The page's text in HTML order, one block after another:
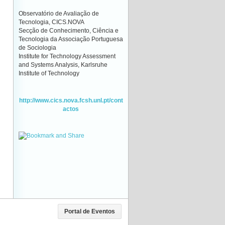
Observatório de Avaliação de
Tecnologia, CICS.NOVA
Secção de Conhecimento, Ciência e
Tecnologia da Associação Portuguesa
de Sociologia
Institute for Technology Assessment
and Systems Analysis, Karlsruhe
Institute of Technology
http://www.cics.nova.fcsh.unl.pt/cont
actos
Portal de Eventos